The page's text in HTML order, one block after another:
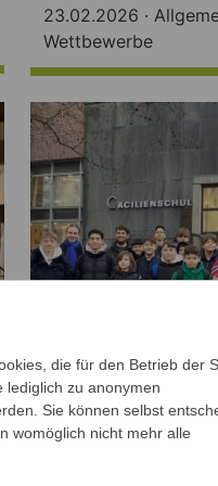
23.02.2026 ·
Wettbewerbe
Oldenburger
Herr Wagner-Kyora
die für den Betrieb der
lediglich zu anonymen
Sie können selbst
womöglich nicht mehr alle